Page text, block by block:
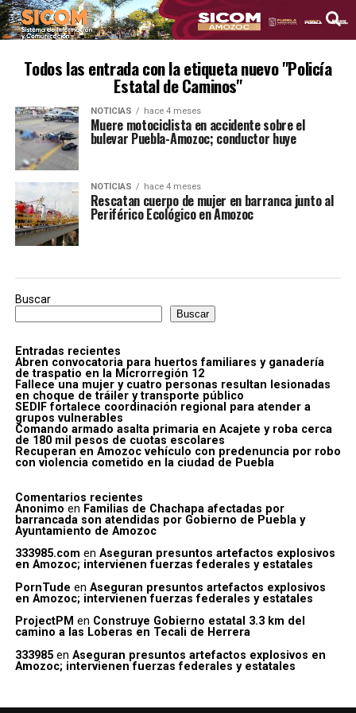
Todos las entrada con la etiqueta nuevo "Policía
Estatal de Caminos"
NOTICIAS hace 4 meses
Muere motociclista en accidente sobre el
bulevar Puebla-Amozoc; conductor huye
NOTICIAS hace 4 meses
Rescatan cuerpo de mujer en barranca junto al
Periférico Ecológico en Amozoc
Buscar
Buscar
Entradas recientes
Abren convocatoria para huertos familiares y ganadería
de traspatio en la Microrregión 12
Fallece una mujer y cuatro personas resultan lesionadas
en choque de tráiler y transporte público
SEDIF fortalece coordinación regional para atender a
grupos vulnerables
Comando armado asalta primaria en Acajete y roba cerca
de 180 mil pesos de cuotas escolares
Recuperan en Amozoc vehículo con predenuncia por robo
con violencia cometido en la ciudad de Puebla
Comentarios recientes
Anonimo en Familias de Chachapa afectadas por
barrancada son atendidas por Gobierno de Puebla y
Ayuntamiento de Amozoc
333985.com en Aseguran presuntos artefactos explosivos
en Amozoc; intervienen fuerzas federales y estatales
PornTude en Aseguran presuntos artefactos explosivos
en Amozoc; intervienen fuerzas federales y estatales
ProjectPM en Construye Gobierno estatal 3.3 km del
camino a las Loberas en Tecali de Herrera
333985en Aseguran presuntos artefactos explosivos en
Amozoc; intervienen fuerzas federales y estatales